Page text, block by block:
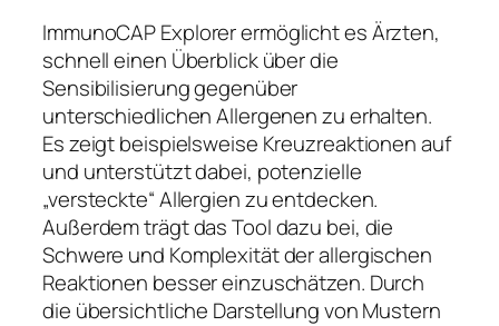
ImmunoCAP Explorer ermöglicht es Ärzten,
schnell einen Überblick über die
Sensibilisierung gegenüber
unterschiedlichen Allergenen zu erhalten.
Es zeigt beispielsweise Kreuzreaktionen auf
und unterstützt dabei, potenzielle
„versteckte“ Allergien zu entdecken.
Außerdem trägt das Tool dazu bei, die
Schwere und Komplexität der allergischen
Reaktionen besser einzuschätzen. Durch
die übersichtliche Darstellung von Mustern